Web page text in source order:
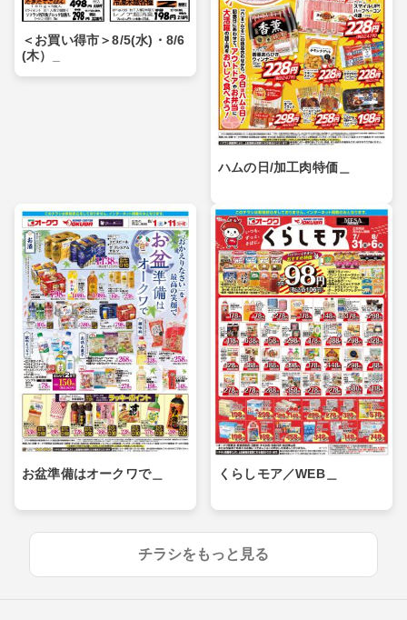
＜お買い得市＞8/5(水)・8/6
(木）_
ハムの日/加工肉特価＿
お盆準備はオークワで＿ くらしモア／WEB＿
チラシをもっと見る